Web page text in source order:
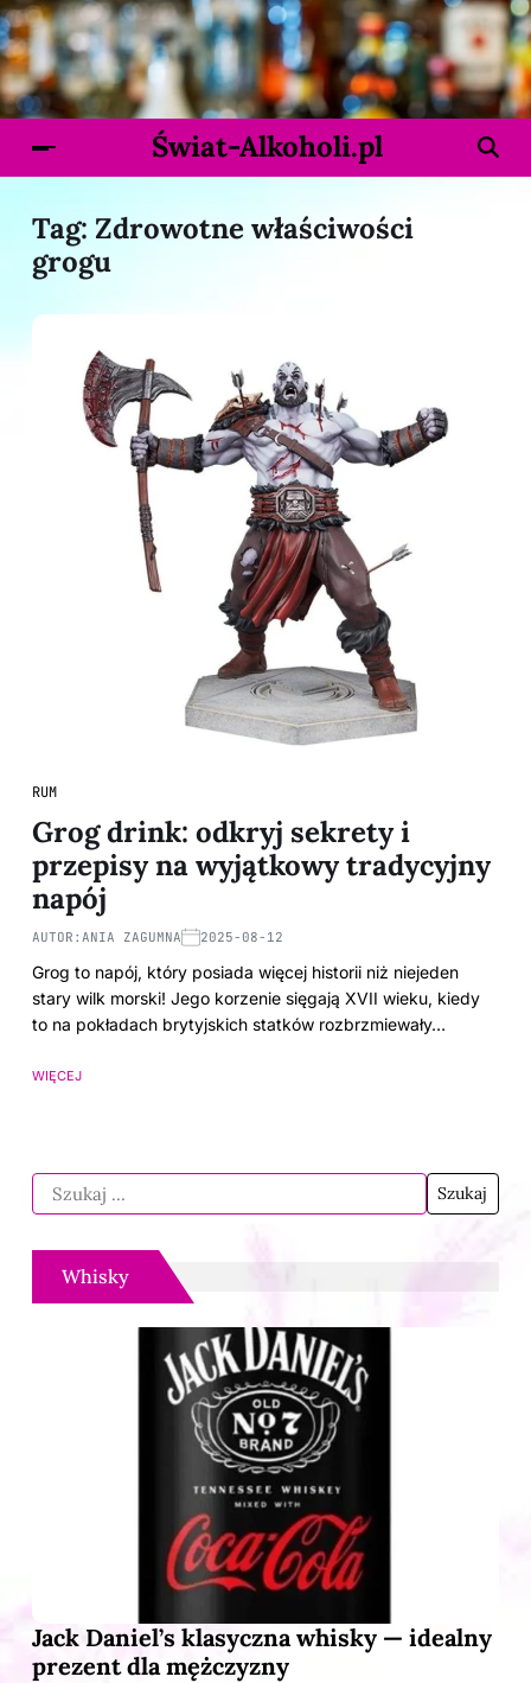
Świat-Alkoholi.pl
Tag: Zdrowotne właściwości
grogu
RUM
Grog drink: odkryj sekrety i
przepisy na wyjątkowy tradycyjny
napój
AUTOR: ANIA ZAGUMNA 2025-08-12
Grog to napój, który posiada więcej historii niż niejeden
stary wilk morski! Jego korzenie sięgają XVII wieku, kiedy
to na pokładach brytyjskich statków rozbrzmiewały…
WIĘCEJ
Whisky
Jack Daniel’s klasyczna whisky — idealny
prezent dla mężczyzny